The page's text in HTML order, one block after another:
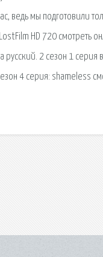
ведь мы подготовили
HD 720 смотреть
2 сезон 1
4 серия: shameless